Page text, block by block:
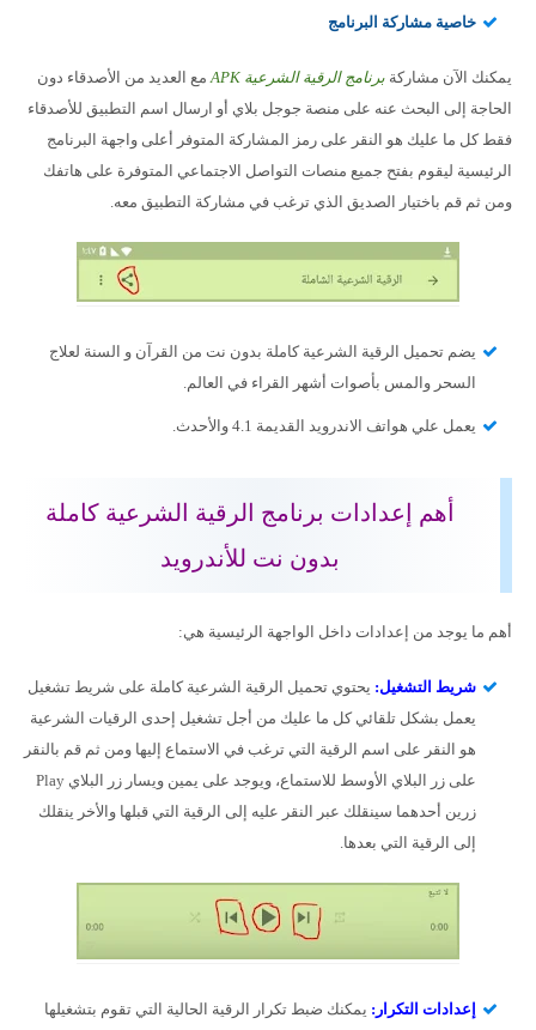
خاصية مشاركة البرنامج
يمكنك الآن مشاركة برنامج الرقية الشرعية APK
مع العديد من الأصدقاء دون
الحاجة إلى البحث عنه على منصة جوجل بلاي أو ارسال اسم التطبيق للأصدقاء
فقط كل ما عليك هو النقر على رمز المشاركة المتوفر أعلى واجهة البرنامج
الرئيسية ليقوم بفتح جميع منصات التواصل الاجتماعي المتوفرة على هاتفك
ومن ثم قم باختيار الصديق الذي ترغب في مشاركة التطبيق معه.
يضم تحميل الرقية الشرعية كاملة بدون نت من القرآن و السنة لعلاج
السحر والمس بأصوات أشهر القراء في العالم.
يعمل علي هواتف الاندرويد القديمة 4.1 والأحدث.
أهم إعدادات برنامج الرقية الشرعية كاملة
بدون نت للأندرويد
أهم ما يوجد من إعدادات داخل الواجهة الرئيسية هي:
شريط التشغيل: يحتوي تحميل الرقية الشرعية كاملة على شريط تشغيل
يعمل بشكل تلقائي كل ما عليك من أجل تشغيل إحدى الرقيات الشرعية
هو النقر على اسم الرقية التي ترغب في الاستماع إليها ومن ثم قم بالنقر
على زر البلاي الأوسط للاستماع، ويوجد على يمين ويسار زر البلاي Play
زرين أحدهما سينقلك عبر النقر عليه إلى الرقية التي قبلها والأخر ينقلك
إلى الرقية التي بعدها.
إعدادات التكرار: يمكنك ضبط تكرار الرقية الحالية التي تقوم بتشغيلها